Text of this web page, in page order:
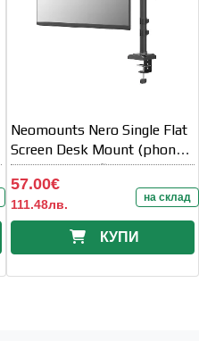
Neomounts Nero Single Flat
Screen Desk Mount (phone
holder+Quick-fix
clamp/grommet)
57.00€
111.48лв. на склад
КУПИ